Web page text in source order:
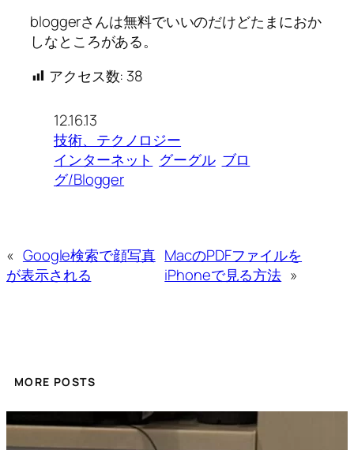
bloggerさんは無料でいいのだけどたまにおか
しなところがある。
アクセス数: 38
12.16.13
技術、テクノロジー
インターネット グーグル ブロ
グ/Blogger
« Google検索で顔写真
が表示される
MacのPDFファイルを
iPhoneで見る方法 »
MORE POSTS